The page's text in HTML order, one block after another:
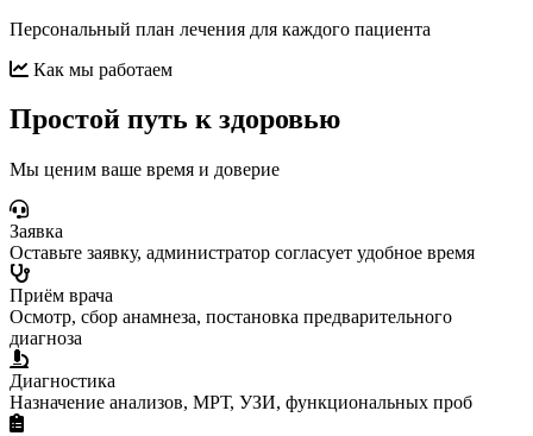
Персональный план лечения для каждого пациента
Как мы работаем
Простой путь к здоровью
Мы ценим ваше время и доверие
Заявка
Оставьте заявку, администратор согласует удобное время
Приём врача
Осмотр, сбор анамнеза, постановка предварительного
диагноза
Диагностика
Назначение анализов, МРТ, УЗИ, функциональных проб